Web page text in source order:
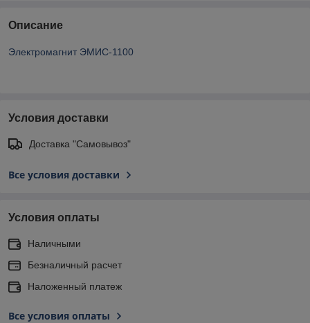
Описание
Электромагнит ЭМИС-1100
Условия доставки
Доставка "Самовывоз"
Все условия доставки
Условия оплаты
Наличными
Безналичный расчет
Наложенный платеж
Все условия оплаты